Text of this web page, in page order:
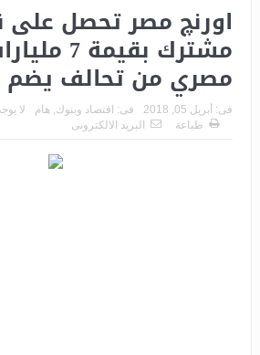
اورنچ مصر تحصل
مشترك
مصري من تحالف يضم 8 بنوك
فى: أبريل 05, 2018 فى: اقتصاد وبنوك, هام
لا
طباعة
البريد الالكترونى